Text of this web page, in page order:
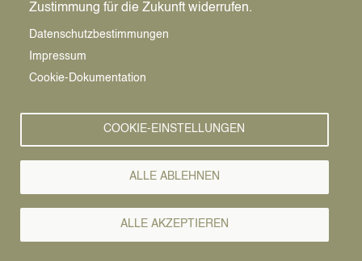
Wirtschafts-
News
26.09.2022
„So entwickelst
du deine
Geschäftsidee“
Zustimmung für die Zukunft widerrufen.
Datenschutzbestimmungen
Impressum
Cookie-Dokumentation
COOKIE-EINSTELLUNGEN
ALLE ABLEHNEN
ALLE AKZEPTIEREN